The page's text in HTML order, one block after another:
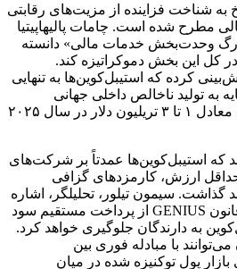
به شناخت فزاینده از مزیت‌های رقابتی
مطرح شده است. چامات پالیهاپیتیا
وحدت‌بخش خدمات مالی» دانسته
کل این بخش دموکراتیزه کند.
کرده که استیبل‌کوین‌ها به تنهایی
تا ۲۰۰ واحد پایه به تولید ناخالص داخلی جهانی
بازگردانند که به طور بالقوه معادل ۱ تا ۳ تریلیون دلار در سال ۲۰۲۵
که استیبل‌کوین‌ها عمدتاً بر شرکت‌های
حداقل ارزش، کارمزدهای گزافی
گذاشت. سیمون تیلور، تحلیلگر، اشاره
می‌کند که لایحه پیشنهادی قانون GENIUS از پرداخت مستقیم سود
به دارندگان جلوگیری خواهد کرد.
با مبادله فوری بین
پول توکنیزه شده در میان